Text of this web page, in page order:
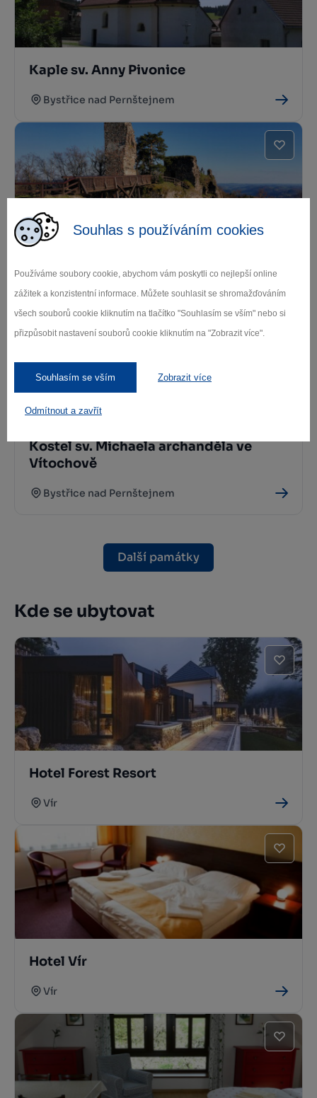
Souhlas s používáním cookies
Používáme soubory cookie, abychom vám poskytli co nejlepší online
zážitek a konzistentní informace. Můžete souhlasit se shromažďováním
všech souborů cookie kliknutím na tlačítko "Souhlasím se vším" nebo si
přizpůsobit nastavení souborů cookie kliknutím na "Zobrazit více".
Souhlasím se vším Zobrazit více
Odmítnout a zavřít
Kaple sv. Anny Pivonice
Bystřice nad Pernštejnem
Bystřice nad Pernštejnem
Kostel sv. Michaela archanděla ve
Vítochově
Bystřice nad Pernštejnem
Další památky
Kde se ubytovat
Hotel Forest Resort
Vír
Hotel Vír
Vír